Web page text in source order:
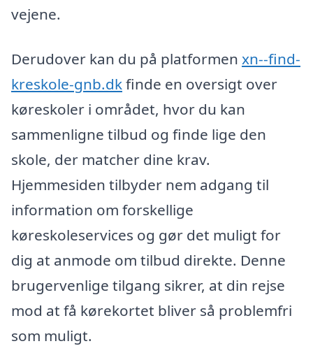
vejene.
Derudover kan du på platformen xn--find-
kreskole-gnb.dkfinde en oversigt over
køreskoler i området, hvor du kan
sammenligne tilbud og finde lige den
skole, der matcher dine krav.
Hjemmesiden tilbyder nem adgang til
information om forskellige
køreskoleservices og gør det muligt for
dig at anmode om tilbud direkte. Denne
brugervenlige tilgang sikrer, at din rejse
mod at få kørekortet bliver så problemfri
som muligt.